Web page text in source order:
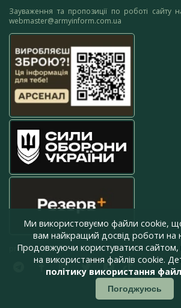
Зауваження та пропозиції по роботі сайту
webmaster@armyinform.com.ua
press@armyinform.com.ua
Ми використовуємо файли cookie,
вам найкращий досвід роботи на
Продовжуючи користуватися сайтом,
на використання файлів cookie.
політику використання
Погоджуюсь